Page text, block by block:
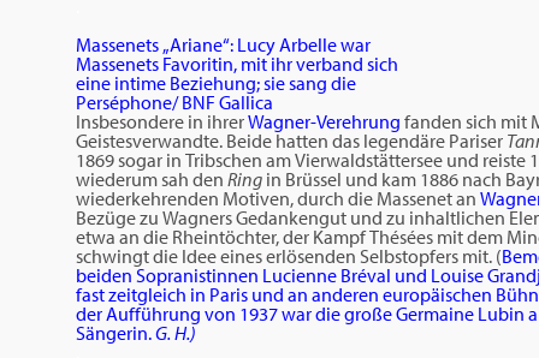
Massenets „Ariane“: Lucy Arbelle war
Massenets Favoritin, mit ihr verband sich
eine intime Beziehung; sie sang die
Perséphone/ BNF Gallica
Insbesondere in ihrerWagner-Verehrung fanden sich mit
Geistesverwandte. Beide hatten das legendäre Pariser
1869 sogar in Tribschen am Vierwaldstättersee und reiste
wiederum sah den Ring in Brüssel und kam 1886 nach
wiederkehrenden Motiven, durch die Massenet an
Bezüge zu Wagners Gedankengut und zu inhaltlichen
etwa an die Rheintöchter, der Kampf Thésées mit dem
schwingt die Idee eines erlösenden Selbstopfers mit. (
beiden Sopranistinnen Lucienne Bréval und Louise
fast zeitgleich in Paris und an anderen europäischen
der Aufführung von 1937 war die große Germaine Lubin
Sängerin.G. H.)